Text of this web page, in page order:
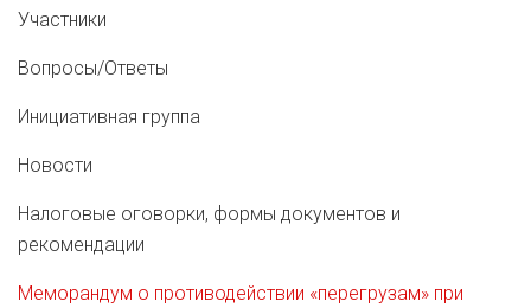
Участники
Вопросы/Ответы
Инициативная группа
Новости
Налоговые оговорки, формы документов и
рекомендации
Меморандум о противодействии «перегрузам» при